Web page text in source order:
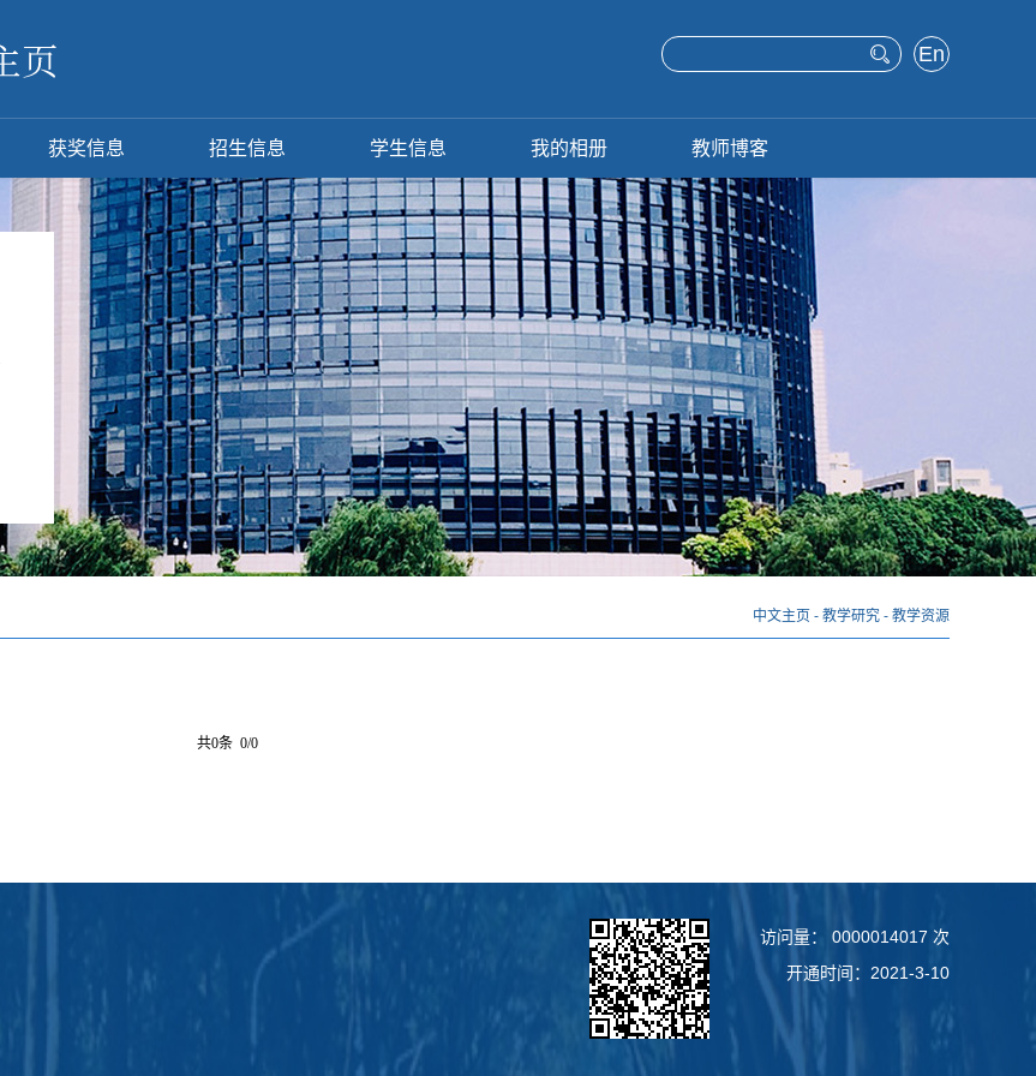
En
h
获奖信息 招生信息 学生信息 我的相册 教师博客
中文主页 - 教学研究 - 教学资源
共0条 0/0
访问量： 0000014017 次
开通时间： 2021-3-10